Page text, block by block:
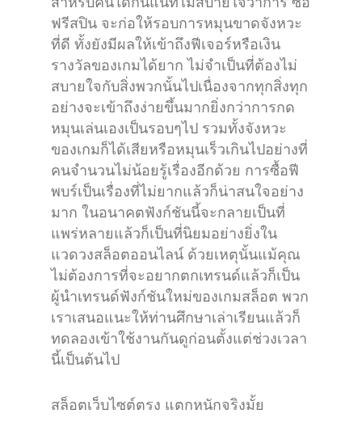
ฟรีสปิน จะก่อให้รอบการหมุนขาดจังหวะ
ที่ดี ทั้งยังมีผลให้เข้าถึงฟีเจอร์หรือเงิน
รางวัลของเกมได้ยาก ไม่จำเป็นที่ต้องไม่
สบายใจกับสิ่งพวกนั้นไปเนื่องจากทุกสิ่งทุก
อย่างจะเข้าถึงง่ายขึ้นมากยิ่งกว่าการกด
หมุนเล่นเองเป็นรอบๆไป รวมทั้งจังหวะ
ของเกมก็ได้เสียหรือหมุนเร็วเกินไปอย่างที่
คนจำนวนไม่น้อยรู้เรื่องอีกด้วย การซื้อฟี
พบร์เป็นเรื่องที่ไม่ยากแล้วก็น่าสนใจอย่าง
มาก ในอนาคตฟังก์ชันนี้จะกลายเป็นที่
แพร่หลายแล้วก็เป็นที่นิยมอย่างยิ่งใน
แวดวงสล็อตออนไลน์ ด้วยเหตุนั้นแม้คุณ
ไม่ต้องการที่จะอยากตกเทรนด์แล้วก็เป็น
ผู้นำเทรนด์ฟังก์ชันใหม่ของเกมสล็อต พวก
เราเสนอแนะให้ท่านศึกษาเล่าเรียนแล้วก็
ทดลองเข้าใช้งานกันดูก่อนตั้งแต่ช่วงเวลา
นี้เป็นต้นไป
สล็อตเว็บไซต์ตรง แตกหนักจริงมั้ย